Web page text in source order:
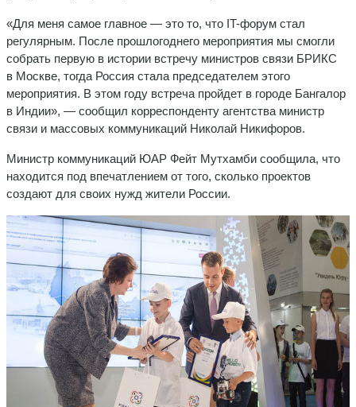
«Для меня самое главное — это то, что IT-форум стал
регулярным. После прошлогоднего мероприятия мы смогли
собрать первую в истории встречу министров связи БРИКС
в Москве, тогда Россия стала председателем этого
мероприятия. В этом году встреча пройдет в городе Бангалор
в Индии», — сообщил корреспонденту агентства министр
связи и массовых коммуникаций Николай Никифоров.
Министр коммуникаций ЮАР Фейт Мутхамби сообщила, что
находится под впечатлением от того, сколько проектов
создают для своих нужд жители России.